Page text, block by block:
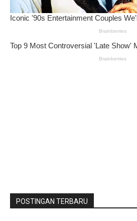
POSTINGAN TERBARU